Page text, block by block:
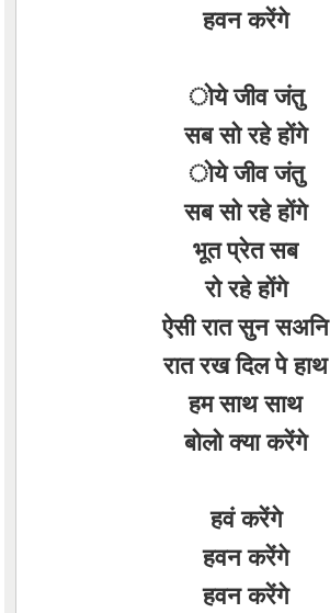
हवन करेंगे
ोये जीव जंतु
सब सो रहे होंगे
ोये जीव जंतु
सब सो रहे होंगे
भूत प्रेत सब
रो रहे होंगे
ऐसी रात सुन सअनि
रात रख दिल पे हाथ
हम साथ साथ
बोलो क्या करेंगे
हवं करेंगे
हवन करेंगे
हवन करेंगे